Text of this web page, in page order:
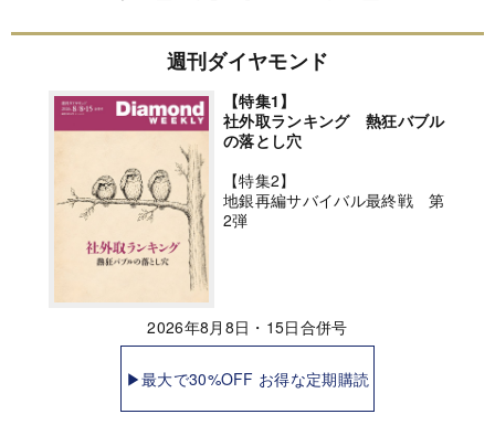
週刊ダイヤモンド
【特集1】
社外取ランキング 熱狂バブル
の落とし穴
【特集2】
地銀再編サバイバル最終戦 第
2弾
2026年8月8日・15日合併号
▶最大で30%OFF お得な定期購読